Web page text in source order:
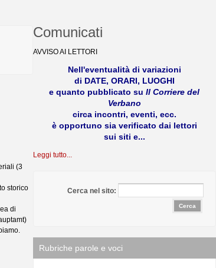
(3
storico
di
Comunicati
AVVISO AI LETTORI
Nell'eventualità di variazioni
di DATE, ORARI, LUOGHI
e quanto pubblicato suIl Corriere del
Verbano
circa incontri, eventi, ecc.
è opportuno sia verificato dai lettori
sui siti e...
Leggi tutto...
Cerca nel sito:
Rubriche parole e voci